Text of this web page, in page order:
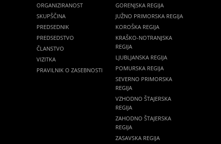
ORGANIZIRANOST
SKUPŠČINA
PREDSEDNIK
PREDSEDSTVO
ČLANSTVO
VIZITKA
PRAVILNIK O ZASEBNOSTI
GORENJSKA REGIJA
JUŽNO PRIMORSKA REGIJA
KOROŠKA REGIJA
KRAŠKO-NOTRANJSKA
REGIJA
LJUBLJANSKA REGIJA
POMURSKA REGIJA
SEVERNO PRIMORSKA
REGIJA
VZHODNO ŠTAJERSKA
REGIJA
ZAHODNO ŠTAJERSKA
REGIJA
ZASAVSKA REGIJA